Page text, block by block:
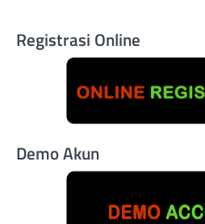
Registrasi Online
Demo Akun